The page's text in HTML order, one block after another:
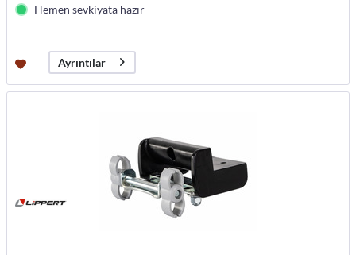
Hemen sevkiyata hazır
Ayrıntılar